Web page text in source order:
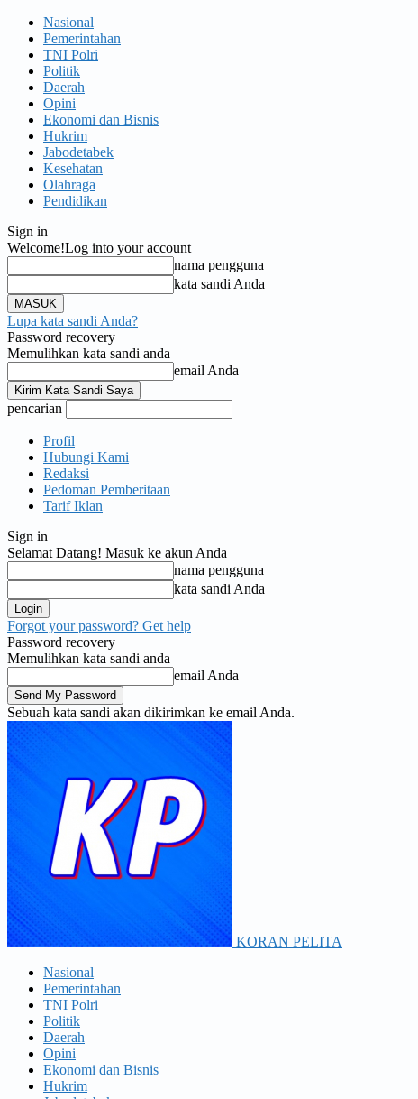
Nasional
Pemerintahan
TNI Polri
Politik
Daerah
Opini
Ekonomi dan Bisnis
Hukrim
Jabodetabek
Kesehatan
Olahraga
Pendidikan
Sign in
Welcome!Log into your account
nama pengguna
kata sandi Anda
Lupa kata sandi Anda?
Password recovery
Memulihkan kata sandi anda
email Anda
pencarian
Profil
Hubungi Kami
Redaksi
Pedoman Pemberitaan
Tarif Iklan
Sign in
Selamat Datang! Masuk ke akun Anda
nama pengguna
kata sandi Anda
Forgot your password? Get help
Password recovery
Memulihkan kata sandi anda
email Anda
Sebuah kata sandi akan dikirimkan ke email Anda.
KORAN PELITA
Nasional
Pemerintahan
TNI Polri
Politik
Daerah
Opini
Ekonomi dan Bisnis
Hukrim